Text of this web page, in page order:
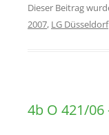
Dieser Beitrag
2007, LG Düsseldorf
4b O 421/